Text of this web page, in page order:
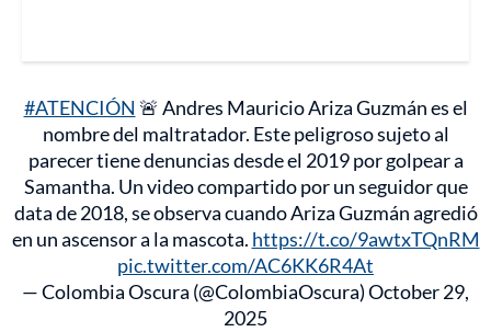
#ATENCIÓN 🚨 Andres Mauricio Ariza Guzmán es el
nombre del maltratador. Este peligroso sujeto al
parecer tiene denuncias desde el 2019 por golpear a
Samantha. Un video compartido por un seguidor que
data de 2018, se observa cuando Ariza Guzmán agredió
en un ascensor a la mascota. https://t.co/9awtxTQnRM
pic.twitter.com/AC6KK6R4At
— Colombia Oscura (@ColombiaOscura)October 29,
2025